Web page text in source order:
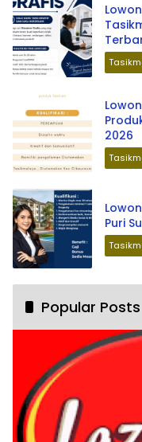
2026
Puri
Popular Posts